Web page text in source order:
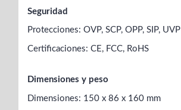
Seguridad
Protecciones: OVP, SCP, OPP, SIP, UVP
Certificaciones: CE, FCC, RoHS
Dimensiones y peso
Dimensiones: 150 x 86 x 160 mm